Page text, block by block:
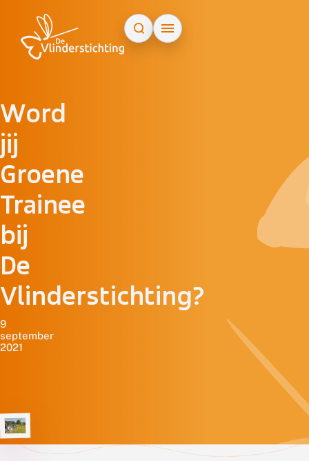
Word
jij
Groene
Trainee
bij
De
Vlinderstichting?
9
september
2021